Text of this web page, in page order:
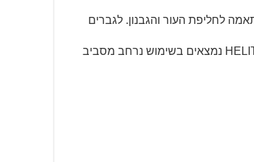
לחליפת העור והגבנון. לגברים
מקורדורה או עור ועוד. אפודי ומעילי כריות האוויר של HELITE נמצאים בשימוש נרחב מסביב